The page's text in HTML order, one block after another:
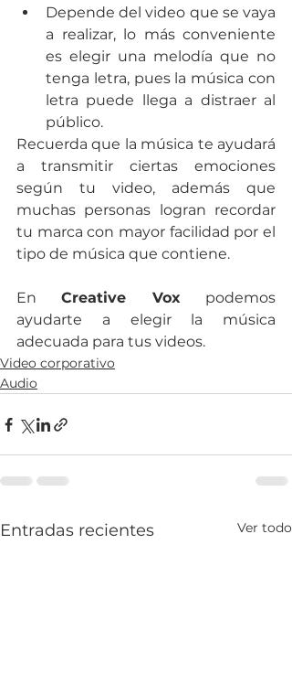
Depende del video que se vaya
a realizar, lo más conveniente
es elegir una melodía que no
tenga letra, pues la música con
letra puede llega a distraer al
público.
Recuerda que la música te ayudará
a transmitir ciertas emociones
según tu video, además que
muchas personas logran recordar
tu marca con mayor facilidad por el
tipo de música que contiene.
En Creative Vox podemos
ayudarte a elegir la música
adecuada para tus videos.
Video corporativo
Audio
Entradas recientes Ver todo